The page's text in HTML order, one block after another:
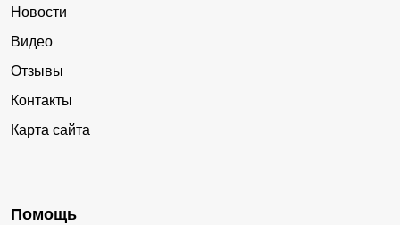
Новости
Видео
Отзывы
Контакты
Карта сайта
Помощь